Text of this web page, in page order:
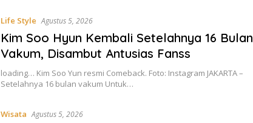
Life Style Agustus 5, 2026
Kim Soo Hyun Kembali Setelahnya 16 Bulan
Vakum, Disambut Antusias Fanss
loading… Kim Soo Yun resmi Comeback. Foto: Instagram JAKARTA –
Setelahnya 16 bulan vakum Untuk…
Wisata Agustus 5, 2026